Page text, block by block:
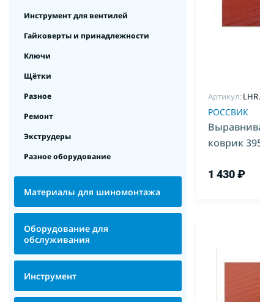
Инструмент для вентилей
Гайковерты и принадлежности
Ключи
Щётки
Разное
Ремонт
Экструдеры
Разное оборудование
Материалы для шиномонтажа
Оборудование для
обслуживания
Инструмент
Артикул:
РОССВИК
коврик
1 430 ₽